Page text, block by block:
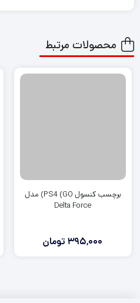
محصولات مرتبط
برچسب کنسول PS4 (GO) مدل
Delta Force
395,000 تومان